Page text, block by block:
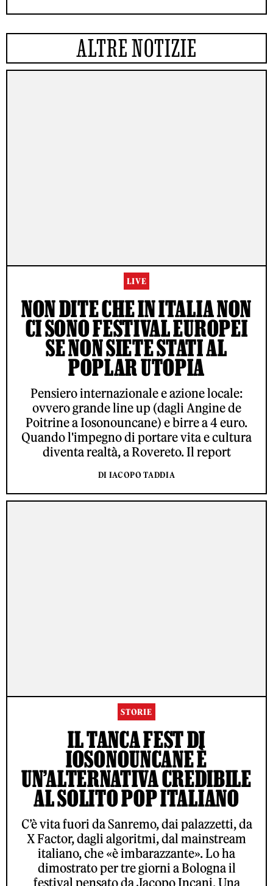
ALTRE NOTIZIE
LIVE
NON DITE CHE IN ITALIA NON
CI SONO FESTIVAL EUROPEI
SE NON SIETE STATI AL
POPLAR UTOPIA
Pensiero internazionale e azione locale:
ovvero grande line up (dagli Angine de
Poitrine a Iosonouncane) e birre a 4 euro.
Quando l'impegno di portare vita e cultura
diventa realtà, a Rovereto. Il report
DI IACOPO TADDIA
STORIE
IL TANCA FEST DI
IOSONOUNCANE È
UN’ALTERNATIVA CREDIBILE
AL SOLITO POP ITALIANO
C’è vita fuori da Sanremo, dai palazzetti, da
X Factor, dagli algoritmi, dal mainstream
italiano, che «è imbarazzante». Lo ha
dimostrato per tre giorni a Bologna il
festival pensato da Jacopo Incani. Una